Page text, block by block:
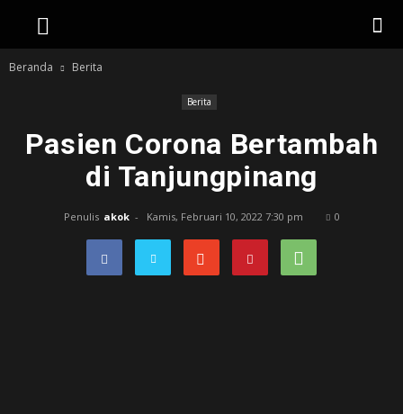
Beranda Berita
Berita
Pasien Corona Bertambah
di Tanjungpinang
Penulis akok - Kamis, Februari 10, 2022 7:30 pm 0